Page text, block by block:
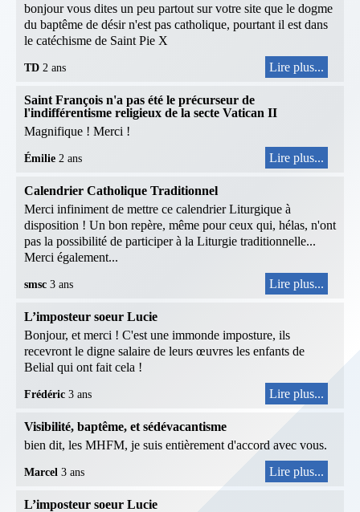
bonjour vous dites un peu partout sur votre site que le dogme
du baptême de désir n'est pas catholique, pourtant il est dans
le catéchisme de Saint Pie X
TD 2 ans Lire plus...
Saint François n'a pas été le précurseur de
l'indifférentisme religieux de la secte Vatican II
Magnifique ! Merci !
Émilie 2 ans Lire plus...
Calendrier Catholique Traditionnel
Merci infiniment de mettre ce calendrier Liturgique à
disposition ! Un bon repère, même pour ceux qui, hélas, n'ont
pas la possibilité de participer à la Liturgie traditionnelle...
Merci également...
smsc 3 ans Lire plus...
L’imposteur soeur Lucie
Bonjour, et merci ! C'est une immonde imposture, ils
recevront le digne salaire de leurs œuvres les enfants de
Belial qui ont fait cela !
Frédéric 3 ans Lire plus...
Visibilité, baptême, et sédévacantisme
bien dit, les MHFM, je suis entièrement d'accord avec vous.
Marcel 3 ans Lire plus...
L’imposteur soeur Lucie